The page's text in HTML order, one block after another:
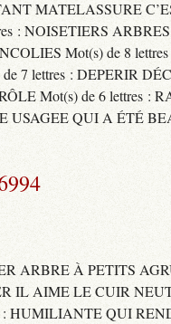
MATELASSURE
: NOISETIERS
Mot(s) de 8
7 lettres : DEPERIR
Mot(s) de 6 lettres :
USAGEE QUI A ÉTÉ
ARBRE À PETITS
IL AIME LE CUIR
: HUMILIANTE QUI